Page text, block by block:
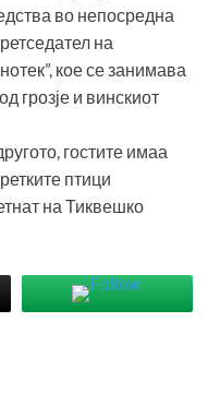
во непосредна
на
кое се занимава
грозје и винскиот
гостите имаа
птици
на Тиквешко